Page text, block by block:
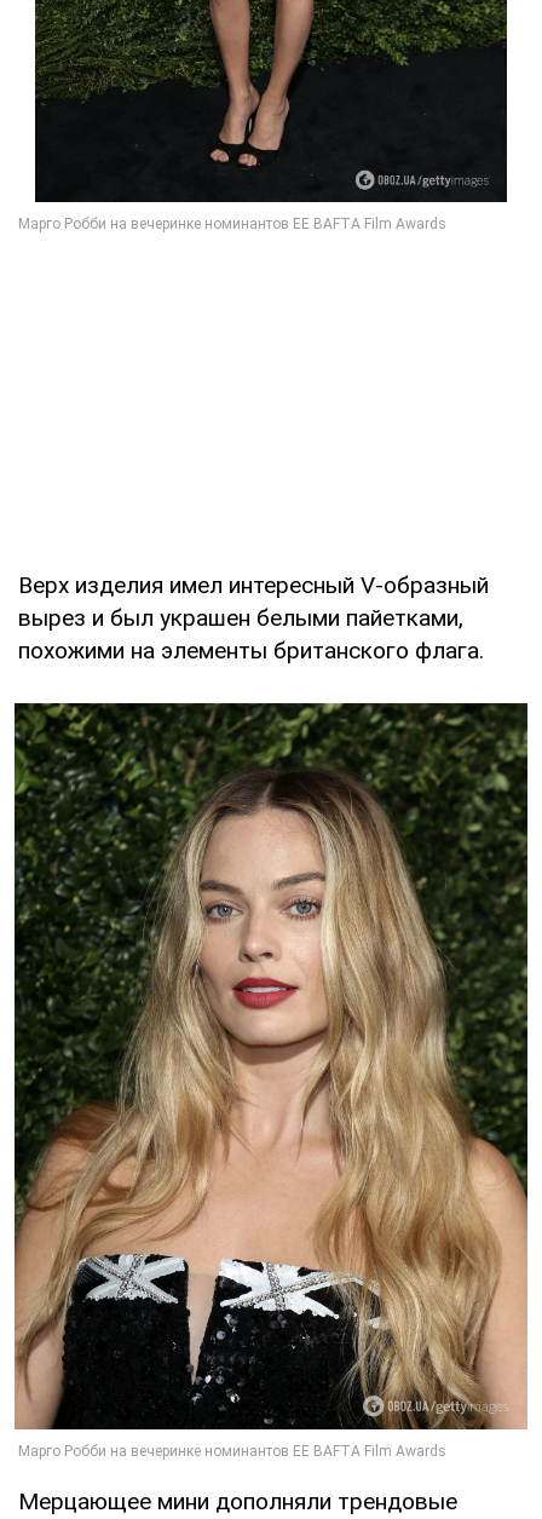
Верх изделия имел интересный V-образный
вырез и был украшен белыми пайетками,
похожими на элементы британского флага.
Мерцающее мини дополняли трендовые